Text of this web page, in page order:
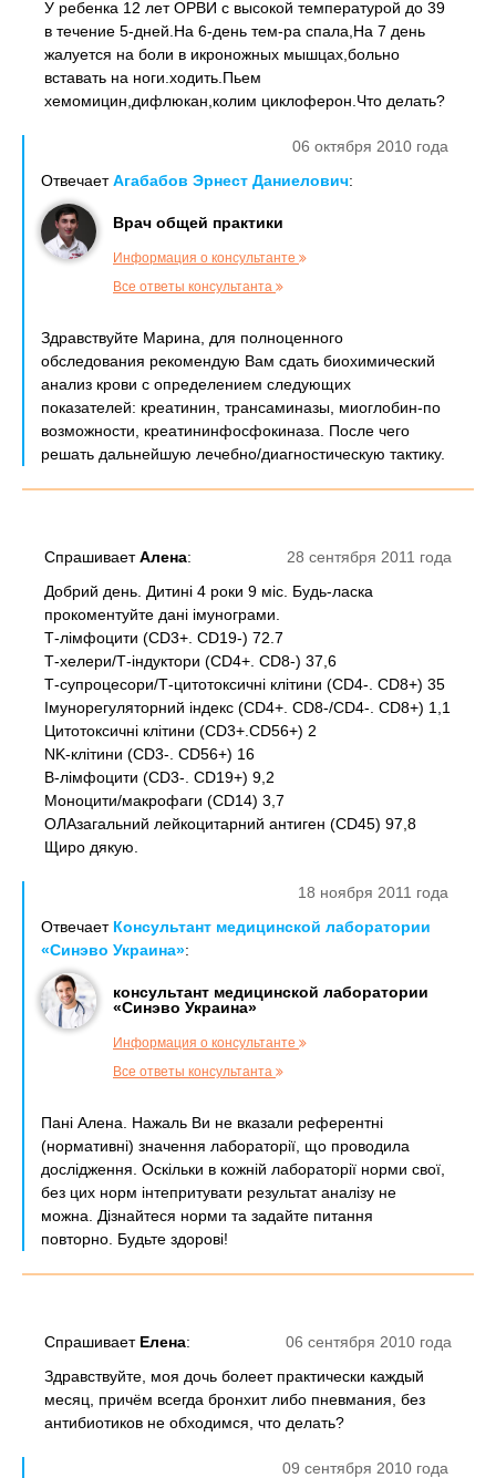
У ребенка 12 лет ОРВИ с высокой температурой до 39
в течение 5-дней.На 6-день тем-ра спала,На 7 день
жалуется на боли в икроножных мышцах,больно
вставать на ноги.ходить.Пьем
хемомицин,дифлюкан,колим циклоферон.Что делать?
06 октября 2010 года
ОтвечаетАгабабов Эрнест Даниелович:
Врач общей практики
Информация о консультанте
Все ответы консультанта
Здравствуйте Марина, для полноценного
обследования рекомендую Вам сдать биохимический
анализ крови с определением следующих
показателей: креатинин, трансаминазы, миоглобин-по
возможности, креатининфосфокиназа. После чего
решать дальнейшую лечебно/диагностическую тактику.
28 сентября 2011 года
СпрашиваетАлена:
Добрий день. Дитині 4 роки 9 міс. Будь-ласка
прокоментуйте дані імунограми.
Т-лімфоцити (CD3+. CD19-) 72.7
Т-хелери/Т-індуктори (CD4+. CD8-) 37,6
Т-супроцесори/Т-цитотоксичні клітини (CD4-. CD8+) 35
Імунорегуляторний індекс (CD4+. CD8-/CD4-. CD8+) 1,1
Цитотоксичні клітини (CD3+.CD56+) 2
NK-клітини (CD3-. CD56+) 16
В-лімфоцити (CD3-. CD19+) 9,2
Моноцити/макрофаги (CD14) 3,7
ОЛАзагальний лейкоцитарний антиген (CD45) 97,8
Щиро дякую.
18 ноября 2011 года
Отвечает Консультант медицинской лаборатории
«Синэво Украина»:
консультант медицинской лаборатории
«Синэво Украина»
Информация о консультанте
Все ответы консультанта
Пані Алена. Нажаль Ви не вказали референтні
(нормативні) значення лабораторії, що проводила
дослідження. Оскільки в кожній лабораторії норми свої,
без цих норм інтепритувати результат аналізу не
можна. Дізнайтеся норми та задайте питання
повторно. Будьте здорові!
06 сентября 2010 года
Спрашивает Елена:
Здравствуйте, моя дочь болеет практически каждый
месяц, причём всегда бронхит либо пневмания, без
антибиотиков не обходимся, что делать?
09 сентября 2010 года